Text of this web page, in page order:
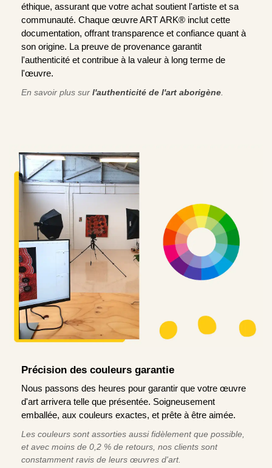
éthique, assurant que votre achat soutient l'artiste et sa
communauté. Chaque œuvre ART ARK® inclut cette
documentation, offrant transparence et confiance quant à
son origine. La preuve de provenance garantit
l'authenticité et contribue à la valeur à long terme de
l'œuvre.
En savoir plus sur l'authenticité de l'art aborigène
Précision des couleurs garantie
Nous passons des heures pour garantir que votre œuvre
d'art arrivera telle que présentée. Soigneusement
emballée, aux couleurs exactes, et prête à être aimée.
Les couleurs sont assorties aussi fidèlement que possible,
et avec moins de 0,2 % de retours, nos clients sont
constamment ravis de leurs œuvres d'art.